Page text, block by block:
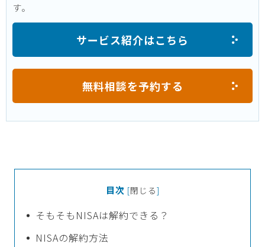
す。
サービス紹介はこちら
無料相談を予約する
目次 [閉じる]
そもそもNISAは解約できる？
NISAの解約方法